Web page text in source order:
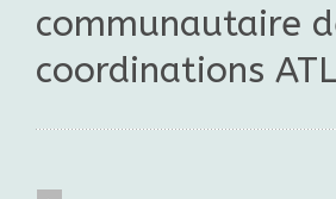
communautaire
coordinations ATL